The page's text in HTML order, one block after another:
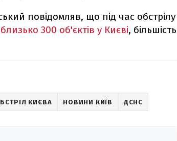
повідомляв, що під час обстрілу
300 об'єктів у Києві, більшість
КИЄВА НОВИНИ КИЇВ ДСНС